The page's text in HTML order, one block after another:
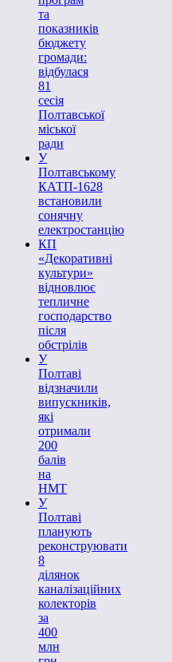
та
показників
бюджету
громади:
відбулася
81
сесія
Полтавської
міської
ради
У
Полтавському
КАТП-1628
встановили
сонячну
електростанцію
КП
«Декоративні
культури»
відновлює
тепличне
господарство
після
обстрілів
У
Полтаві
відзначили
випускників,
які
отримали
200
балів
на
НМТ
У
Полтаві
планують
реконструювати
8
ділянок
каналізаційних
колекторів
за
400
млн